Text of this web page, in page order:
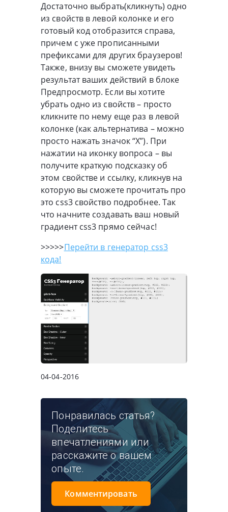
Достаточно выбрать(кликнуть) одно
из свойств в левой колонке и его
готовый код отобразится справа,
причем с уже прописанными
префиксами для других браузеров!
Также, внизу вы сможете увидеть
результат ваших действий в блоке
Предпросмотр. Если вы хотите
убрать одно из свойств – просто
кликните по нему еще раз в левой
колонке (как альтернатива – можно
просто нажать значок “X”). При
нажатии на иконку вопроса – вы
получите краткую подсказку об
этом свойстве и ссылку, кликнув на
которую вы сможете прочитать про
это css3 свойство подробнее. Так
что начните создавать ваш новый
градиент css3 прямо сейчас!
>>>>>Перейти в генератор css3
кода!
04-04-2016
Понравилась статья?
Поделитесь
впечатлениями или
расскажите о вашем
опыте.
Комментировать